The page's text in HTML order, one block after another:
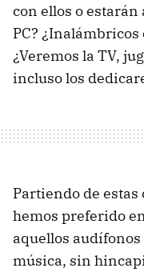
con ellos o estarán
PC?
¿Veremos la TV,
incluso los
Partiendo de
hemos preferido
aquellos
música, sin